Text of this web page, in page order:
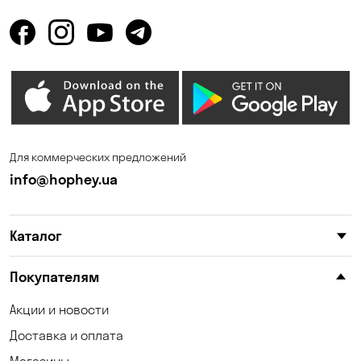
Елизаветовка
Калиновка Каменные Потоки
Катериновка
Красноселка
Кривой Рог
Кропивницкий
Для коммерческих предложений
info@hophey.ua
Каталог
Покупателям
Акции и новости
Доставка и оплата